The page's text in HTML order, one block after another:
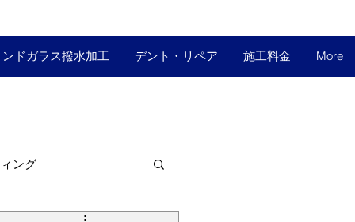
ンドガラス撥水加工 デント・リペア 施工料金 More
ング